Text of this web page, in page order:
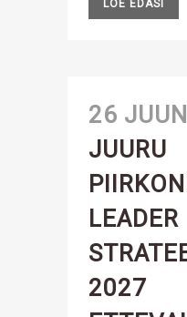
LOE EDASI
26 JUUNI
JUURU
LEADER
2027